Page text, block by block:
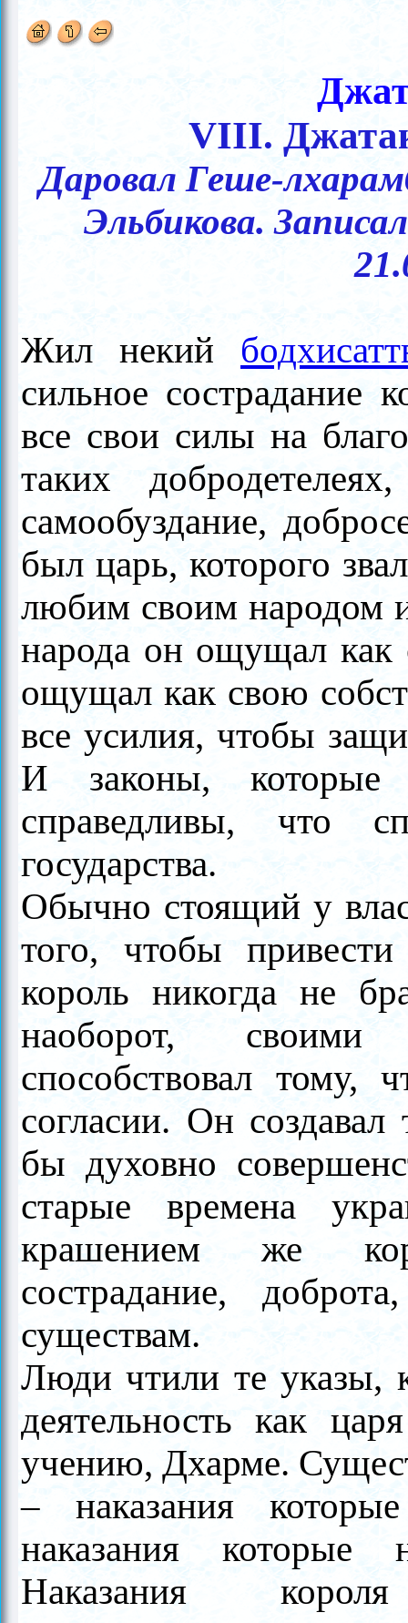
VIII.
Даровал Геше-
Эльбикова.
Жил некий
сильное сострадание
все свои силы на
таких
самообуздание,
был царь, которого
любим своим народом и
народа он ощущал как
ощущал как свою
все усилия, чтобы
И законы,
справедливы, что
государства.
Обычно стоящий у
того, чтобы
король никогда не
наоборот, своими
способствовал
согласии. Он
бы духовно
старые времена
крашением же
сострадание,
существам.
Люди чтили те указы,
деятельность как
учению, Дхарме.
– наказаниякоторые
наказания которые
Наказания